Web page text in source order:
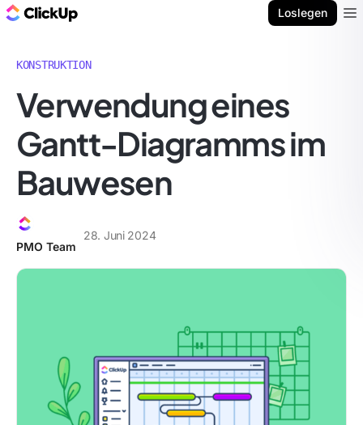
Loslegen
KONSTRUKTION
Verwendung eines
Gantt-Diagramms im
Bauwesen
PMO Team
28. Juni 2024